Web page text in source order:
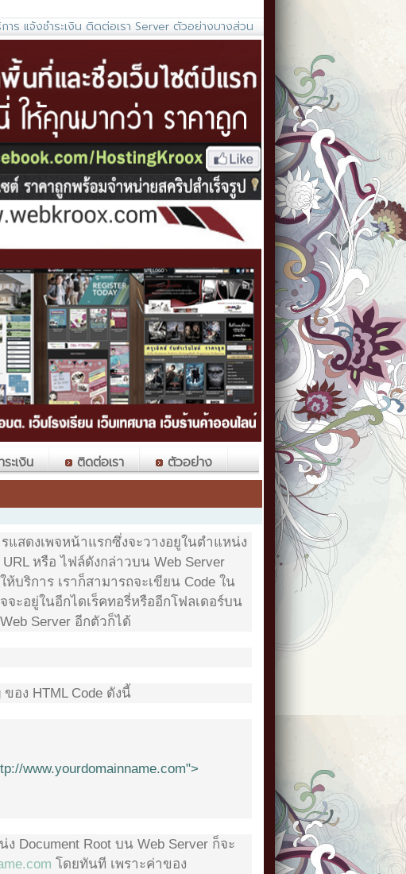
าร แจ้งชำระเงิน ติดต่อเรา Server ตัวอย่างบางส่วน
ะเงิน ติดต่อเรา ตัวอย่าง
แสดงเพจหน้าแรกซึ่งจะวางอยูในตำแหน่ง
หรือ ไฟล์ดังกล่าวบน Web Server
บริการ เราก็สามารถจะเขียน Code ใน
ะอยู่ในอีกไดเร็คทอรี่หรืออีกโฟลเดอร์บน
Server อีกตัวก็ได้
อง HTML Code ดังนี้
www.yourdomainname.com">
Document Root บน Web Server ก็จะ
โดยทันที เพราะค่าของ